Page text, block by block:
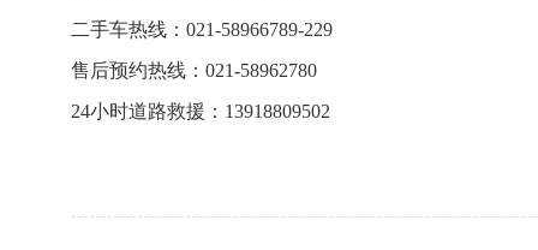
二手车热线：021-58966789-229
售后预约热线：021-58962780
24小时道路救援：13918809502